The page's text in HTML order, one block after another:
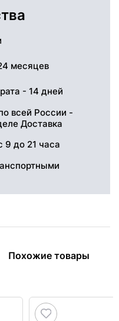
месяцев
- 14 дней
всей России -
Доставка
9 до 21 часа
Похожие товары